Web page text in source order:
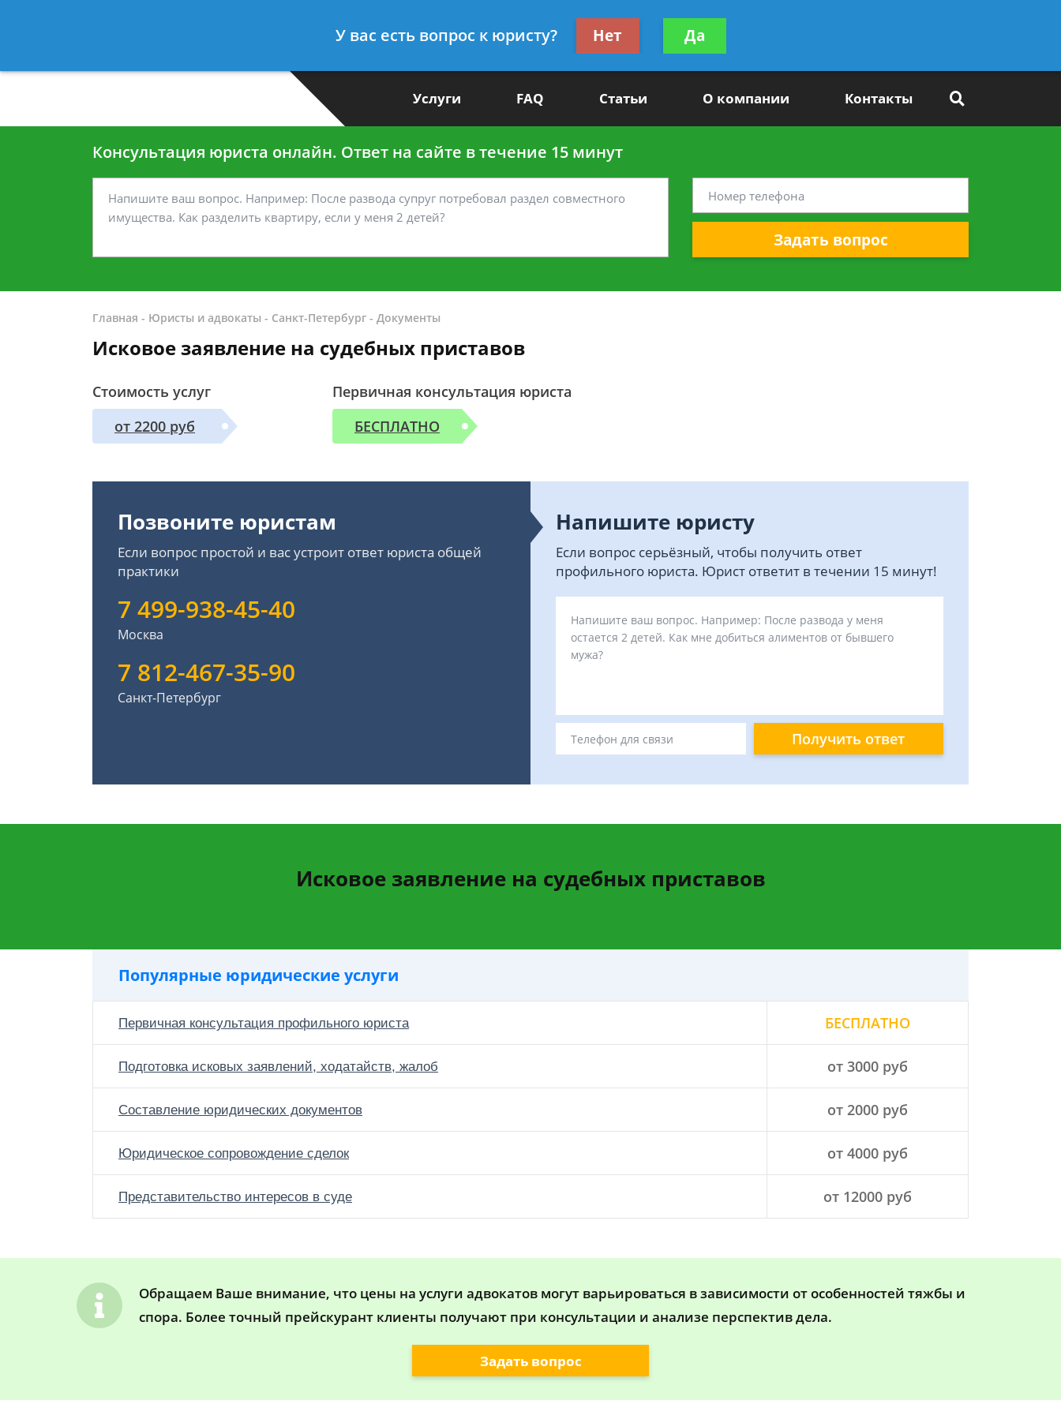
7 812-467-35-90
Получите консультацию
бесплатно
Услуги FAQ Статьи О компании Контакты
Консультация юриста онлайн. Ответ на сайте в течение 15 минут
Задать вопрос
Главная - Юристы и адвокаты - Санкт-Петербург - Документы
Исковое заявление на судебных приставов
Стоимость услуг
от 2200 руб
Первичная консультация юриста
БЕСПЛАТНО
Позвоните юристам
Если вопрос простой и вас устроит ответ юриста общей
практики
7 499-938-45-40
Москва
7 812-467-35-90
Санкт-Петербург
Напишите юристу
Если вопрос серьёзный, чтобы получить ответ
профильного юриста. Юрист ответит в течении 15 минут!
Получить ответ
Исковое заявление на судебных приставов
Популярные юридические услуги
Первичная консультация профильного юриста БЕСПЛАТНО
Подготовка исковых заявлений, ходатайств, жалоб от 3000 руб
Составление юридических документов от 2000 руб
Юридическое сопровождение сделок от 4000 руб
Представительство интересов в суде от 12000 руб
Обращаем Ваше внимание, что цены на услуги адвокатов могут варьироваться в зависимости от особенностей тяжбы и
спора. Более точный прейскурант клиенты получают при консультации и анализе перспектив дела.
Задать вопрос
У вас есть вопрос к юристу? Нет Да